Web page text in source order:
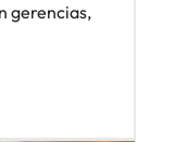
gerencias,